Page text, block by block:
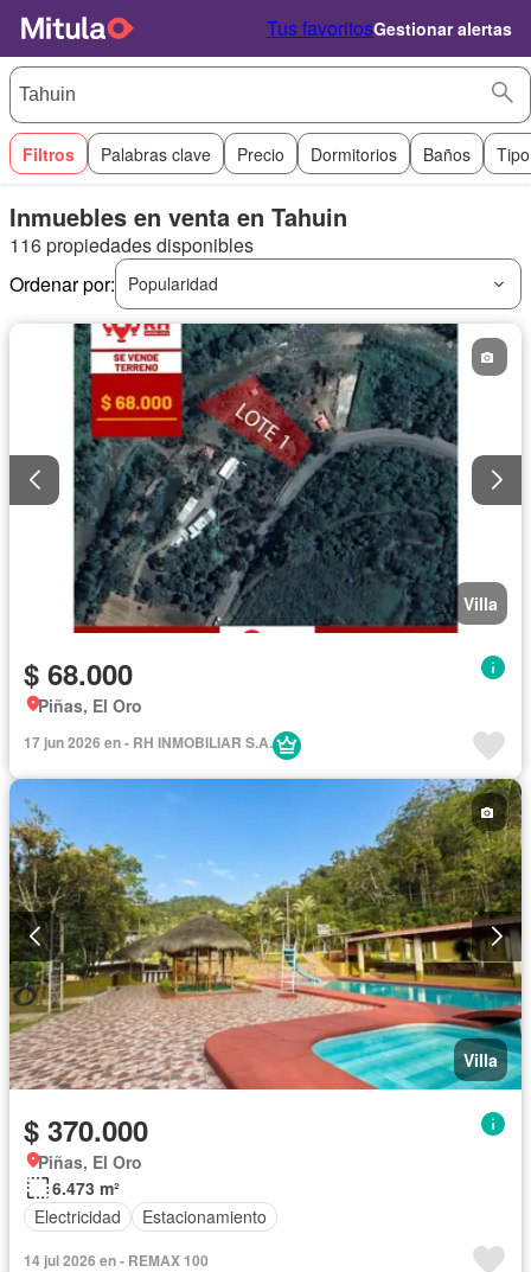
Tus favoritosGestionar alertas
Filtros Palabras clave Precio Dormitorios Baños
Inmuebles en venta en Tahuin
116 propiedades disponibles
Ordenar por:
Popularidad
Villa
$ 68.000
Piñas, El Oro
17 jun 2026 en - RH INMOBILIAR S.A.
Villa
$ 370.000
Piñas, El Oro
6.473 m²
Electricidad
Estacionamiento
14 jul 2026 en - REMAX 100